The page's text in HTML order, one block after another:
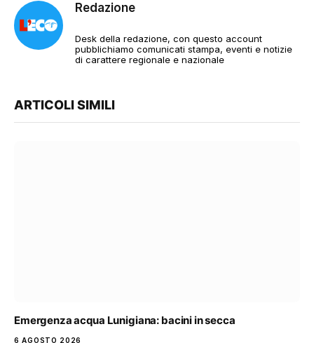
Redazione
Desk della redazione, con questo account
pubblichiamo comunicati stampa, eventi e notizie
di carattere regionale e nazionale
ARTICOLI SIMILI
Emergenza acqua Lunigiana: bacini in secca
6 AGOSTO 2026